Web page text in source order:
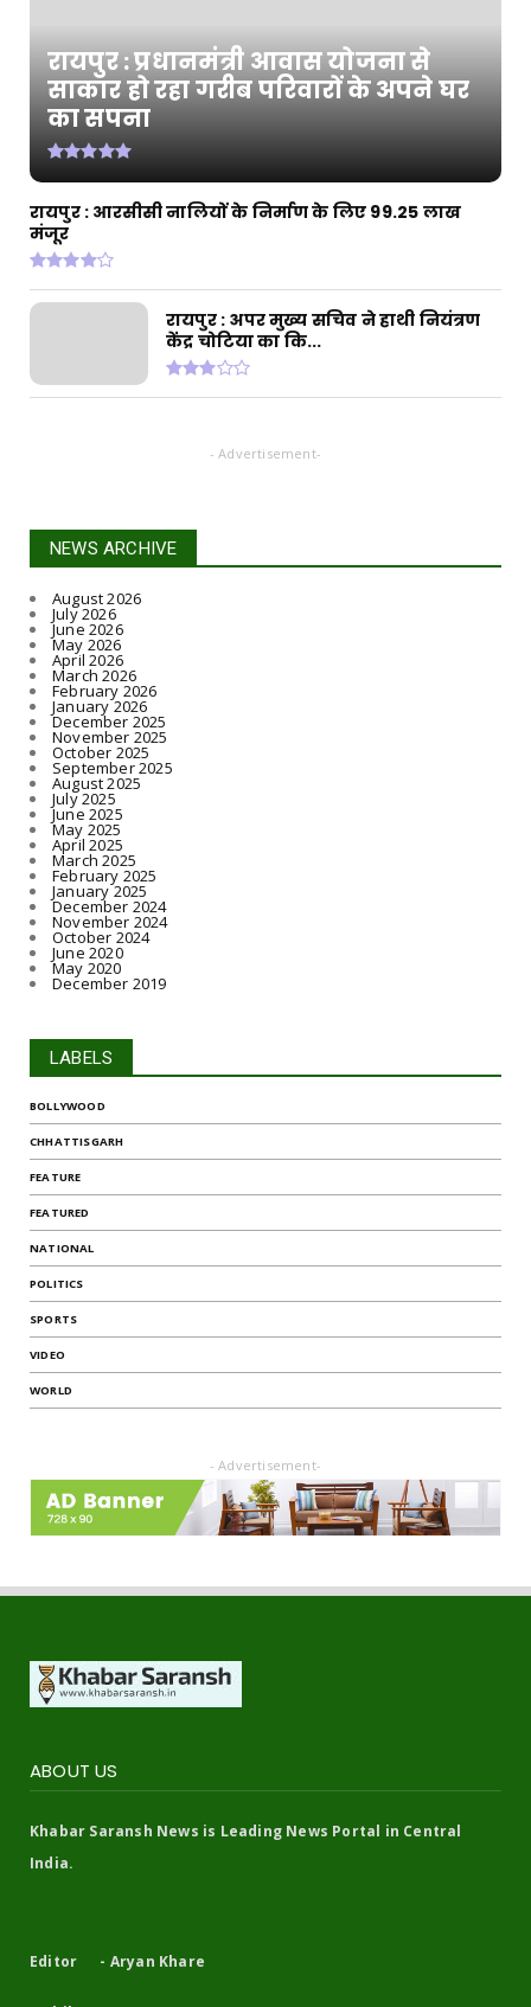
रायपुर : राज्यपाल श्री डेका और मुख्यमंत्री श्री साय की
उपस्थ...
गरीब परिवार...
रायपुर : प्रधानमंत्री आवास योजना से
साकार हो रहा गरीब परिवारों के अपने घर
का सपना
रायपुर : आरसीसी नालियों के निर्माण के लिए 99.25 लाख
मंजूर
रायपुर : अपर मुख्य सचिव ने हाथी नियंत्रण
केंद्र चोटिया का कि...
- Advertisement-
NEWS ARCHIVE
August 2026
July 2026
June 2026
May 2026
April 2026
March 2026
February 2026
January 2026
December 2025
November 2025
October 2025
September 2025
August 2025
July 2025
June 2025
May 2025
April 2025
March 2025
February 2025
January 2025
December 2024
November 2024
October 2024
June 2020
May 2020
December 2019
LABELS
BOLLYWOOD
CHHATTISGARH
FEATURE
FEATURED
NATIONAL
POLITICS
SPORTS
VIDEO
WORLD
- Advertisement-
ABOUT US
Khabar Saransh News is Leading News Portal in Central
India.
Editor - Aryan Khare